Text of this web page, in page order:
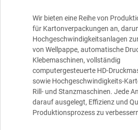
Wir bieten eine Reihe von
für Kartonverpackungen an,
Hochgeschwindigkeitsanlagen
von Wellpappe, automatische
Klebemaschinen, vollständig
computergesteuerte HD-
sowie Hochgeschwindigkeits-
Rill- und Stanzmaschinen. Jede
darauf ausgelegt, Effizienz und
Produktionsprozess zu